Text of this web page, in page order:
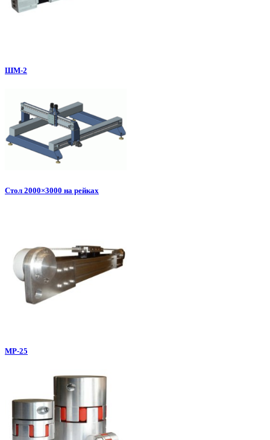
ШМ-2
Стол 2000×3000 на рейках
МР-25